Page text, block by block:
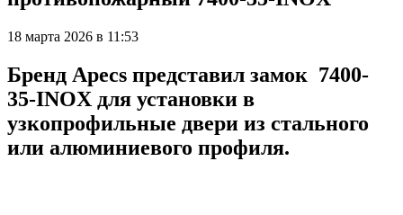
18 марта 2026 в 11:53
Бренд Apecs представил замок 7400-
35-INOX для установки в
узкопрофильные двери из стального
или алюминиевого профиля.